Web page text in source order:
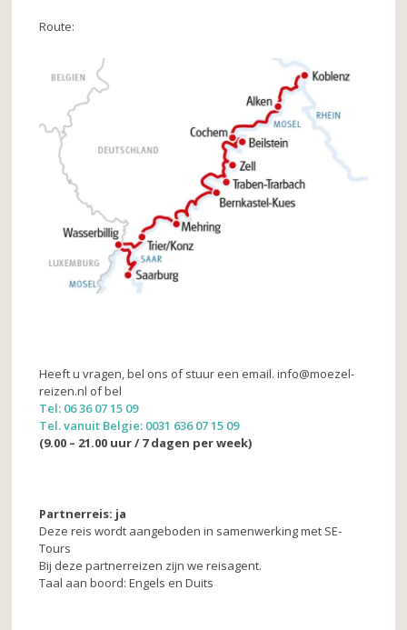
Route:
Heeft u vragen, bel ons of stuur een email. info@moezel-
reizen.nl of bel
Tel: 06 36 07 15 09
Tel. vanuit Belgie: 0031 636 07 15 09
(9.00 – 21.00 uur / 7 dagen per week)
Partnerreis: ja
Deze reis wordt aangeboden in samenwerking met SE-
Tours
Bij deze partnerreizen zijn we reisagent.
Taal aan boord: Engels en Duits